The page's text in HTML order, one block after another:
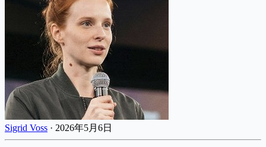
Sigrid Voss · 2026年5月6日